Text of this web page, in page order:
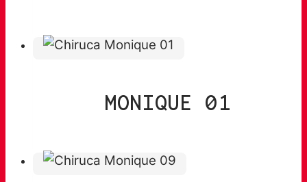
MONIQUE 01